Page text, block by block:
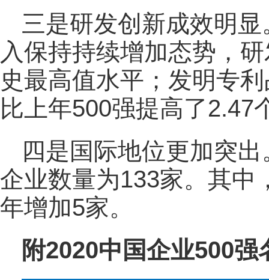
三是研发创新成效明
入保持持续增加态势，
史最高值水平；发明专
比上年500强提高了2.47
四是国际地位更加突
企业数量为133家。其中
年增加5家。
附2020中国企业500强